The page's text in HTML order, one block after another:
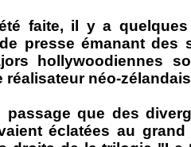
faite, il y a
presse émanant des
hollywoodiennes
réalisateur néo-
passage que des
éclatées au